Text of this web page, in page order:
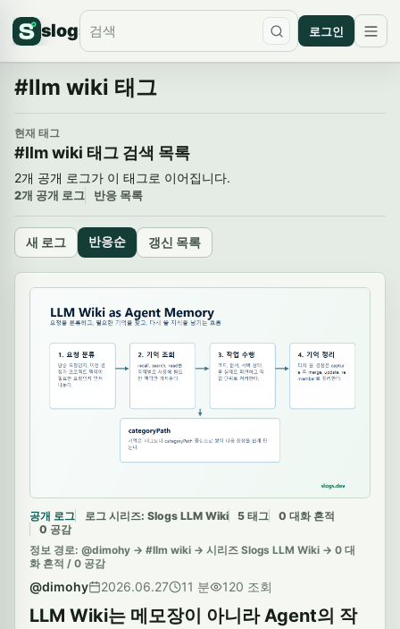
slogs 로그인
#llm wiki 태그
현재 태그
#llm wiki 태그 검색 목록
2개 공개 로그가 이 태그로 이어집니다.
2개 공개 로그 반응 목록
새 로그 반응순 갱신 목록
공개 로그 로그 시리즈: Slogs LLM Wiki 5 태그
0 대화 흔적
0 공감
정보 경로: @dimohy -> #llm wiki -> 시리즈 Slogs LLM Wiki -> 0 대
화 흔적 / 0 공감
@dimohy 2026.06.27 11 분 120 조회
LLM Wiki는 메모장이 아니라 Agent의 작